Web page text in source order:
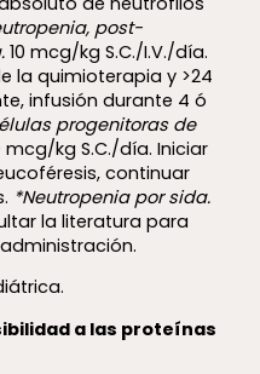
post-
10 mcg/kg S.C./I.V./día.
la quimioterapia y >24
infusión durante 4 ó
progenitoras de
mcg/kg S.C./día. Iniciar
continuar
*Neutropenia por sida.
la literatura para
a las proteínas